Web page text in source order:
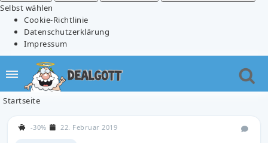
Selbst wählen
Cookie-Richtlinie
Datenschutzerklärung
Impressum
Startseite
-30% 22. Februar 2019